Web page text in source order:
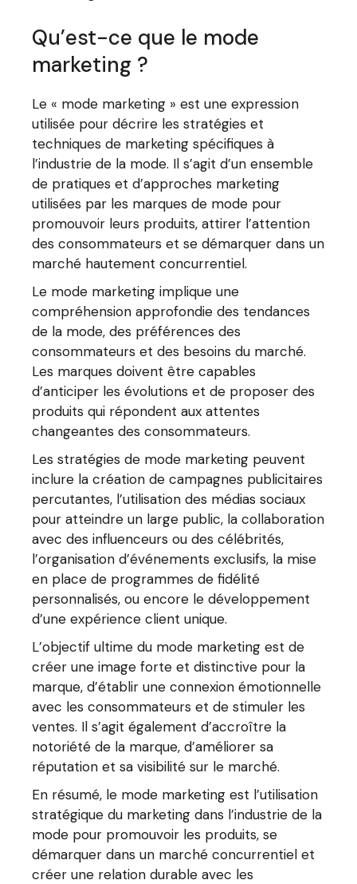
Qu’est-ce que le mode
marketing ?
Le « mode marketing » est une expression
utilisée pour décrire les stratégies et
techniques de marketing spécifiques à
l’industrie de la mode. Il s’agit d’un ensemble
de pratiques et d’approches marketing
utilisées par les marques de mode pour
promouvoir leurs produits, attirer l’attention
des consommateurs et se démarquer dans un
marché hautement concurrentiel.
Le mode marketing implique une
compréhension approfondie des tendances
de la mode, des préférences des
consommateurs et des besoins du marché.
Les marques doivent être capables
d’anticiper les évolutions et de proposer des
produits qui répondent aux attentes
changeantes des consommateurs.
Les stratégies de mode marketing peuvent
inclure la création de campagnes publicitaires
percutantes, l’utilisation des médias sociaux
pour atteindre un large public, la collaboration
avec des influenceurs ou des célébrités,
l’organisation d’événements exclusifs, la mise
en place de programmes de fidélité
personnalisés, ou encore le développement
d’une expérience client unique.
L’objectif ultime du mode marketing est de
créer une image forte et distinctive pour la
marque, d’établir une connexion émotionnelle
avec les consommateurs et de stimuler les
ventes. Il s’agit également d’accroître la
notoriété de la marque, d’améliorer sa
réputation et sa visibilité sur le marché.
En résumé, le mode marketing est l’utilisation
stratégique du marketing dans l’industrie de la
mode pour promouvoir les produits, se
démarquer dans un marché concurrentiel et
créer une relation durable avec les